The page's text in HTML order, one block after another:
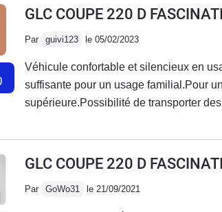
GLC COUPE 220 D
Par guivi123 le 05/02/2023
Véhicule confortable et silencieux en
suffisante pour un usage familial.Pour
supérieure.Possibilité de transporter
étant bien équipée avec beaucoup
GLC COUPE 220 D
Par GoWo31 le 21/09/2021